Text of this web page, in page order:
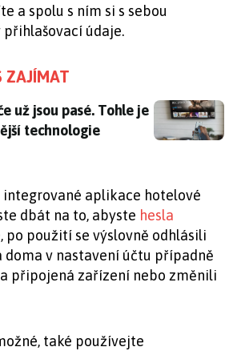
a spolu s ním si s sebou
přihlašovací údaje.
ZAJÍMAT
už jsou pasé. Tohle je mnohem
už jsou pasé. Tohle je
technologie
integrované aplikace hotelové
dbát na to, abyste hesla
po použití se výslovně odhlásili
doma v nastavení účtu případně
připojená zařízení nebo změnili
také používejte